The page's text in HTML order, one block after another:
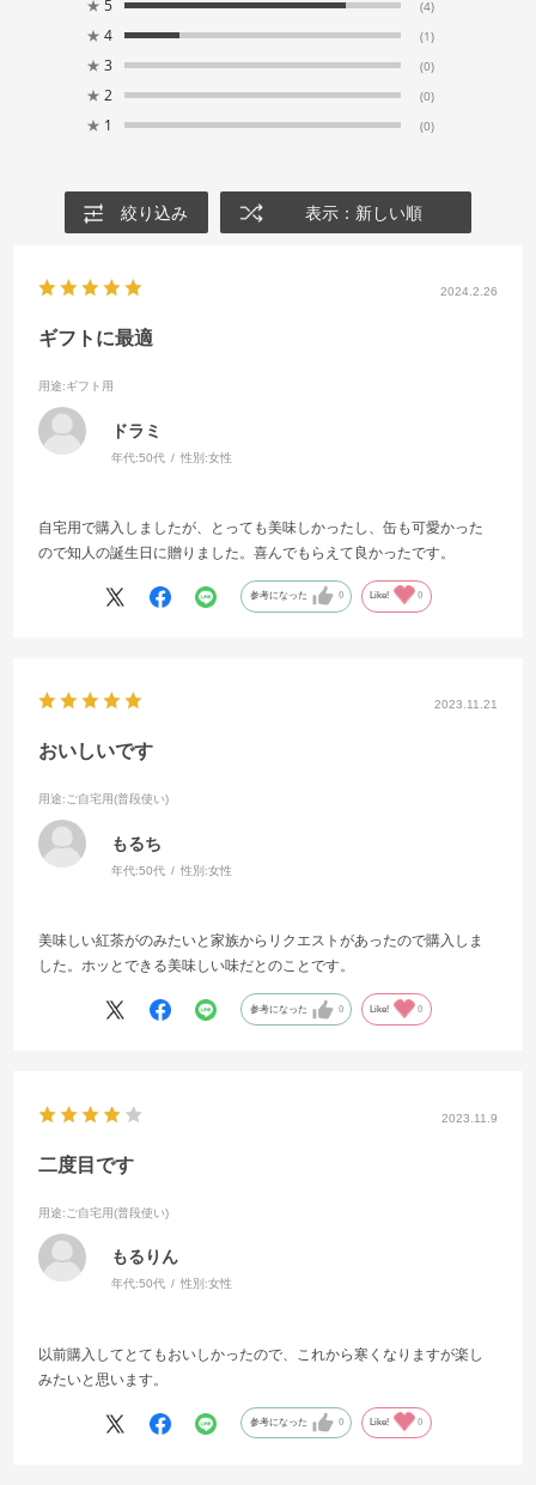
★ 5 (4)
★ 4 (1)
★ 3 (0)
★ 2 (0)
★ 1 (0)
絞り込み 表示：新しい順
2024.2.26
ギフトに最適
用途:ギフト用
ドラミ
年代:50代 性別:女性
自宅用で購入しましたが、とっても美味しかったし、缶も可愛かった
ので知人の誕生日に贈りました。喜んでもらえて良かったです。
参考になった 0 Like! 0
2023.11.21
おいしいです
用途:ご自宅用(普段使い)
もるち
年代:50代 性別:女性
美味しい紅茶がのみたいと家族からリクエストがあったので購入しま
した。ホッとできる美味しい味だとのことです。
参考になった 0 Like! 0
2023.11.9
二度目です
用途:ご自宅用(普段使い)
もるりん
年代:50代 性別:女性
以前購入してとてもおいしかったので、これから寒くなりますが楽し
みたいと思います。
参考になった 0 Like! 0